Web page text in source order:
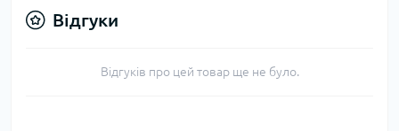
Відгуки
Відгуків про цей товар ще не було.